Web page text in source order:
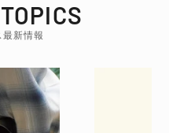
新情報